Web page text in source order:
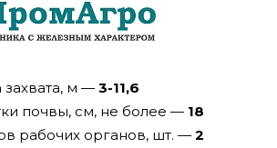
м —3-11,6
почвы, см, не более— 18
рабочих органов, шт.—2